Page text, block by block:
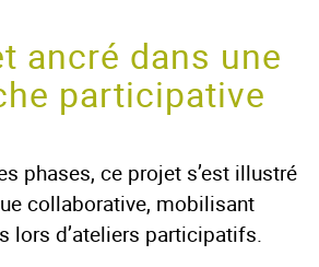
ancré dans une
participative
phases, ce projet s’est illustré
collaborative, mobilisant
lors d’ateliers participatifs.